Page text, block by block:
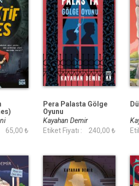
65,00 ₺
Pera Palasta Gölge
Oyunu
Kayahan Demir
Etiket Fiyatı :
240,00 ₺